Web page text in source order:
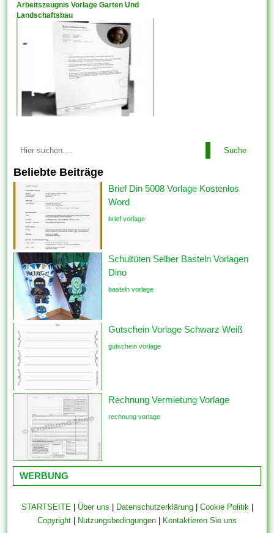
Arbeitszeugnis Vorlage Garten Und
Landschaftsbau
Suche
Beliebte Beiträge
Brief Din 5008 Vorlage Kostenlos
Word
brief vorlage
Schultüten Selber Basteln Vorlagen
Dino
basteln vorlage
Gutschein Vorlage Schwarz Weiß
gutschein vorlage
Rechnung Vermietung Vorlage
rechnung vorlage
WERBUNG
STARTSEITE| Über uns Datenschutzerklärung| Cookie Politik|
Copyright
Nutzungsbedingungen Kontaktieren Sie uns